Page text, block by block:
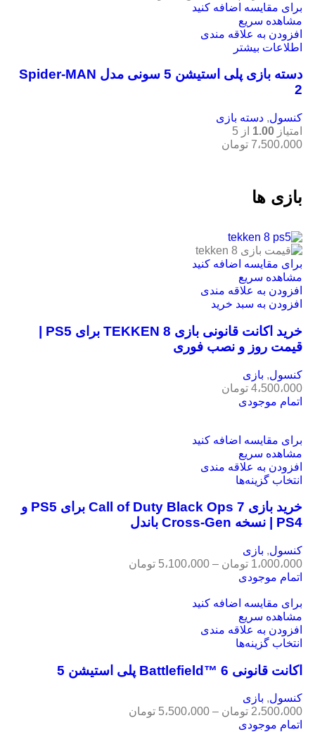
برای مقایسه اضافه کنید
مشاهده سریع
افزودن به علاقه مندی
اطلاعات بیشتر
دسته بازی پلی استیشن 5 سونی مدل Spider-MAN
2
کنسول, دسته بازی
امتیاز 1.00 از 5
7،500،000 تومان
بازی ها
برای مقایسه اضافه کنید
مشاهده سریع
افزودن به علاقه مندی
افزودن به سبد خرید
خرید اکانت قانونی بازی TEKKEN 8 برای PS5 |
قیمت روز و نصب فوری
کنسول, بازی
4،500،000 تومان
اتمام موجودی
برای مقایسه اضافه کنید
مشاهده سریع
افزودن به علاقه مندی
انتخاب گزینه‌ها
خرید بازی Call of Duty Black Ops 7 برای PS5 و
PS4 | نسخه Cross-Gen باندل
کنسول, بازی
1،000،000 تومان – 5،100،000 تومان
اتمام موجودی
برای مقایسه اضافه کنید
مشاهده سریع
افزودن به علاقه مندی
انتخاب گزینه‌ها
اکانت قانونی Battlefield™ 6 پلی استیشن 5
کنسول, بازی
2،500،000 تومان – 5،500،000 تومان
اتمام موجودی